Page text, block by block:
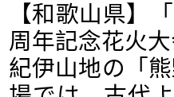
【和歌山県】
周年記念花火
紀伊山地の「